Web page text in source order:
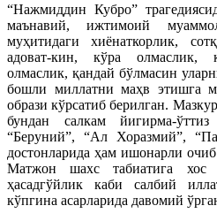
“Нажмиддин Кубро”
маънавий, ижтимоий
муҳитидаги хиёнаткорлик,
адоват-кин, кўра олмаслик,
олмаслик, қандай бўлмасин
бошли миллатни маҳв этишга
образи кўрсатиб берилган.
бундан салкам йигирма-
“Беруний”, “Ал Хоразмий”,
достонларида ҳам ишонарли
Матжон шахс табиатига хос
ҳасадгўйлик каби салбий
кўпгина асарларида давомий